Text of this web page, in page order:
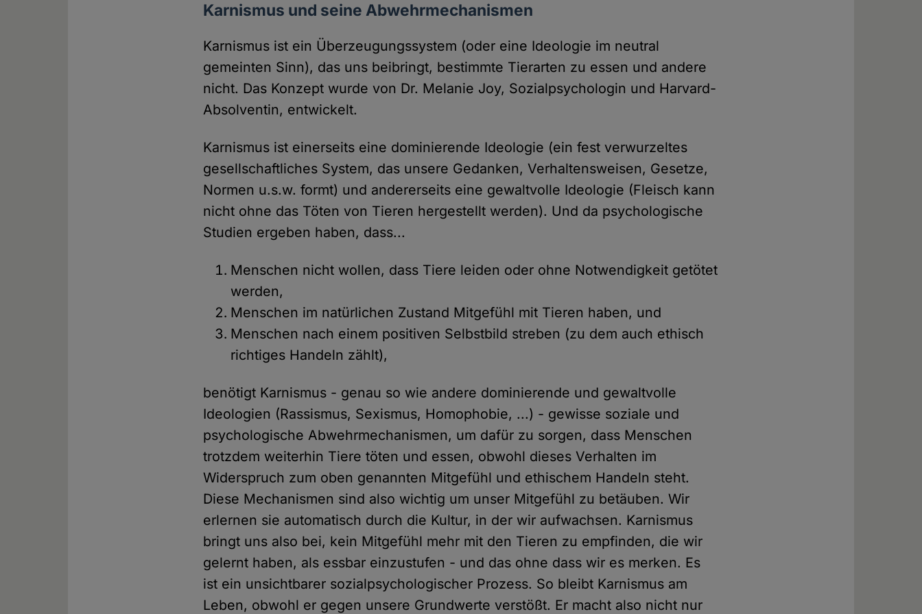
Karnismus und seine Abwehrmechanismen
Karnismus ist ein Überzeugungssystem (oder eine Ideologie im neutral
gemeinten Sinn), das uns beibringt, bestimmte Tierarten zu essen und andere
nicht. Das Konzept wurde von Dr. Melanie Joy, Sozialpsychologin und Harvard-
Absolventin, entwickelt.
Karnismus ist einerseits eine dominierende Ideologie (ein fest verwurzeltes
gesellschaftliches System, das unsere Gedanken, Verhaltensweisen, Gesetze,
Normen u.s.w. formt) und andererseits eine gewaltvolle Ideologie (Fleisch kann
nicht ohne das Töten von Tieren hergestellt werden). Und da psychologische
Studien ergeben haben, dass...
Menschen nicht wollen, dass Tiere leiden oder ohne Notwendigkeit getötet
werden,
Menschen im natürlichen Zustand Mitgefühl mit Tieren haben, und
Menschen nach einem positiven Selbstbild streben (zu dem auch ethisch
richtiges Handeln zählt),
benötigt Karnismus - genau so wie andere dominierende und gewaltvolle
Ideologien (Rassismus, Sexismus, Homophobie, ...) - gewisse soziale und
psychologische Abwehrmechanismen, um dafür zu sorgen, dass Menschen
trotzdem weiterhin Tiere töten und essen, obwohl dieses Verhalten im
Widerspruch zum oben genannten Mitgefühl und ethischem Handeln steht.
Diese Mechanismen sind also wichtig um unser Mitgefühl zu betäuben. Wir
erlernen sie automatisch durch die Kultur, in der wir aufwachsen. Karnismus
bringt uns also bei, kein Mitgefühl mehr mit den Tieren zu empfinden, die wir
gelernt haben, als essbar einzustufen - und das ohne dass wir es merken. Es
ist ein unsichtbarer sozialpsychologischer Prozess. So bleibt Karnismus am
Leben, obwohl er gegen unsere Grundwerte verstößt. Er macht also nicht nur